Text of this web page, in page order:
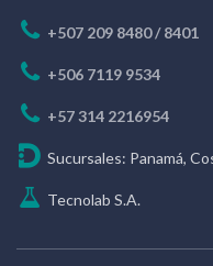
+507 209 8480 / 8401
+506 7119 9534
+57 314 2216954
Sucursales: Panamá,
Tecnolab S.A.